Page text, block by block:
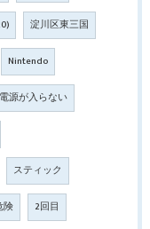
淀川区東三国
Nintendo
電源が入らない
スティック
険 2回目